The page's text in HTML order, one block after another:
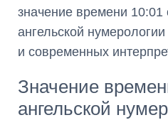
значение времени 10:01
ангельской
и современных
Значение
ангельской